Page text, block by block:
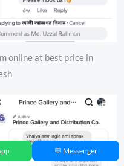
💬 Messenger
online at best price in